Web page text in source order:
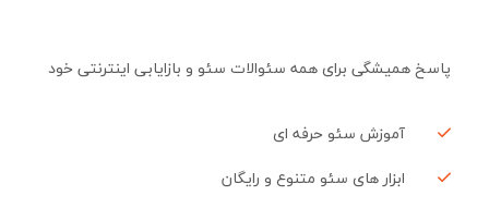
پاسخ همیشگی برای همه سئوالات سئو و بازایابی اینترنتی خود
آموزش سئو حرفه ای
ابزار های سئو متنوع و رایگان